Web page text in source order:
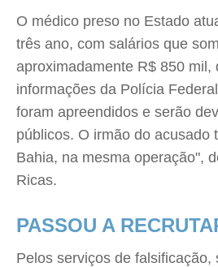
O médico preso no Estado
três ano, com salários que
aproximadamente R$ 850 mil,
informações da Polícia
foram apreendidos e serão
públicos. O irmão do acusado
Bahia, na mesma operação",
Ricas.
PASSOU A
Pelos serviços de falsificação,